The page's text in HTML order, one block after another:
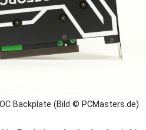
Backplate (Bild © PCMasters.de)